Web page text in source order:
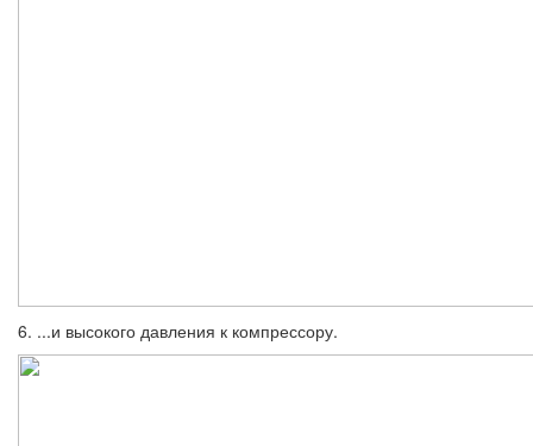
6. ...и высокого давления к компрессору.